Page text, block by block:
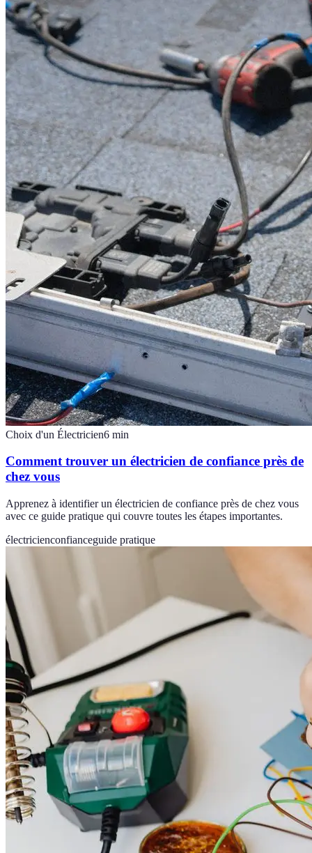
Choix d'un Électricien6 min
Comment trouver un électricien de confiance près de
chez vous
Apprenez à identifier un électricien de confiance près de chez vous
avec ce guide pratique qui couvre toutes les étapes importantes.
électricienconfianceguide pratique